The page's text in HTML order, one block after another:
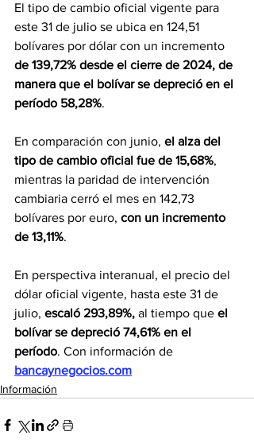
El tipo de cambio oficial vigente para
este 31 de julio se ubica en 124,51
bolívares por dólar con un incremento
de 139,72% desde el cierre de 2024, de
manera que el bolívar se depreció en el
período 58,28%.
En comparación con junio, el alza del
tipo de cambio oficial fue de 15,68%,
mientras la paridad de intervención
cambiaria cerró el mes en 142,73
bolívares por euro, con un incremento
de 13,11%.
En perspectiva interanual, el precio del
dólar oficial vigente, hasta este 31 de
julio, escaló 293,89%, al tiempo que el
bolívar se depreció 74,61% en el
período. Con información de
bancaynegocios.com
Información